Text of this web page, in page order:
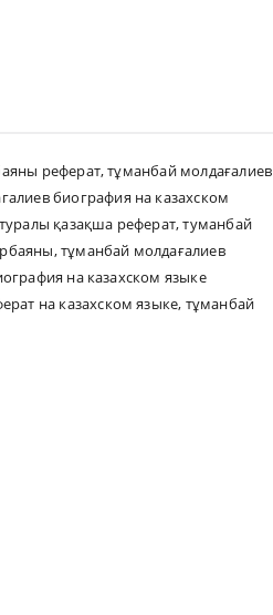
реферат,тұманбай молдағалиев
биография на казахском
қазақша реферат,туманбай
,тұманбай молдағалиев
на казахском языке
на казахском языке, тұманбай